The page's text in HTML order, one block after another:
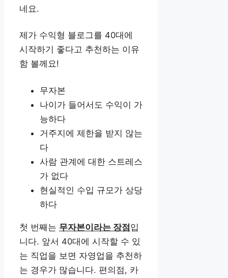
네요.
제가 수익형 블로그를 40대에
시작하기 좋다고 추천하는 이유
함 볼께요!
무자본
나이가 들어서도 수익이 가
능하다
거주지에 제한을 받지 않는
다
사람 관계에 대한 스트레스
가 없다
현실적인 수입 규모가 상당
하다
첫 번째는 무자본이라는 장점입
니다. 앞서 40대에 시작할 수 있
는 직업을 보면 자영업을 추천하
는 경우가 많습니다. 편의점, 카